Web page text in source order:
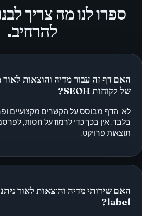
ספרו לנו מה צריך
להרחיב.
האם דף זה עבור מדיה והוצאות
של לקוחות SEOH?
לא. הדף מבוסס על הקשרים מקצועיים
בלבד. אין בכך כדי לרמוז על חסות,
תוצאות פרויקט.
label?